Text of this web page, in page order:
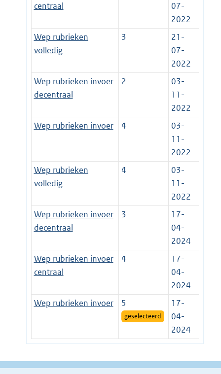
centraal
07-
2022
Wep rubrieken
volledig
3
21-
07-
2022
Wep rubrieken invoer
decentraal
2
03-
11-
2022
Wep rubrieken invoer
4
03-
11-
2022
Wep rubrieken
volledig
4
03-
11-
2022
Wep rubrieken invoer
decentraal
3
17-
04-
2024
Wep rubrieken invoer
centraal
4
17-
04-
2024
Wep rubrieken invoer
5
geselecteerd
17-
04-
2024